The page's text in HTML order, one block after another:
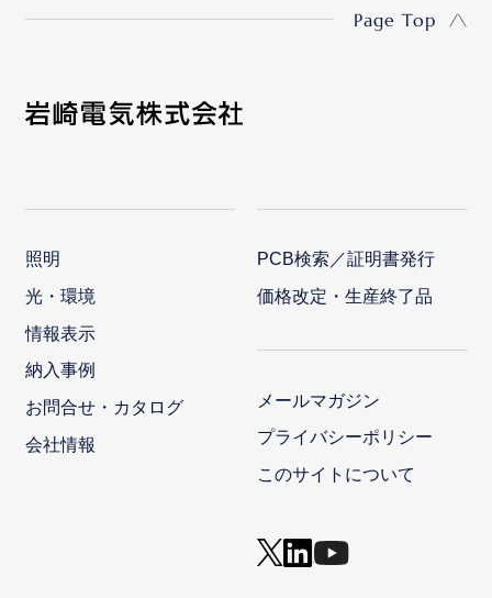
Page Top
照明
光・環境
情報表示
納入事例
お問合せ・カタログ
会社情報
PCB検索／証明書発行
価格改定・生産終了品
メールマガジン
プライバシーポリシー
このサイトについて